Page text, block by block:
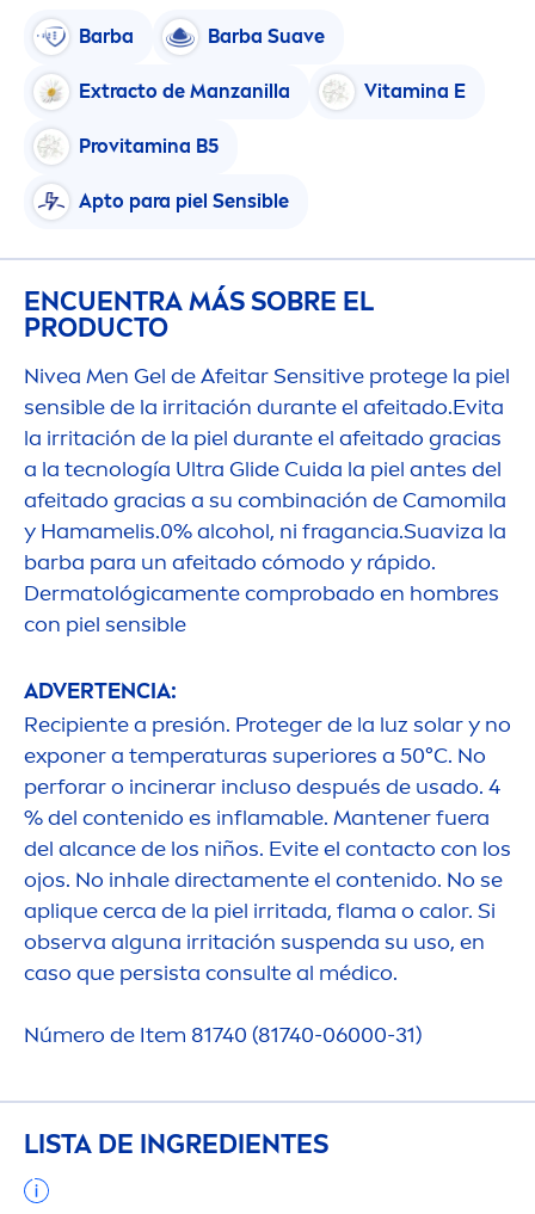
Barba Barba Suave
Extracto de Manzanilla Vitamina E
Provitamina B5
Apto para piel Sensible
ENCUENTRA MÁS SOBRE EL
PRODUCTO
Nivea Men Gel de AfeitarSensitive protege la piel
sensible de la irritación durante el afeitado.Evita
la irritación de la piel durante el afeitado gracias
a la tecnología Ultra Glide Cuida la piel antes del
afeitado gracias a su combinación de Camomila
y Hamamelis.0% alcohol, ni fragancia.Suaviza la
barba para un afeitado cómodo y rápido.
Dermatológicamente comprobado en hombres
con piel sensible
ADVERTENCIA:
Recipiente a presión. Proteger de la luz solar y no
exponer a temperaturas superiores a 50°C. No
perforar o incinerar incluso después de usado. 4
% del contenido es inflamable. Mantener fuera
del alcance de los niños. Evite el contacto con los
ojos. No inhale directamente el contenido. No se
aplique cerca de la piel irritada, flama o calor. Si
observa alguna irritación suspenda su uso, en
caso que persista consulte al médico.
Número de Item 81740 (81740-06000-31)
LISTA DE INGREDIENTES